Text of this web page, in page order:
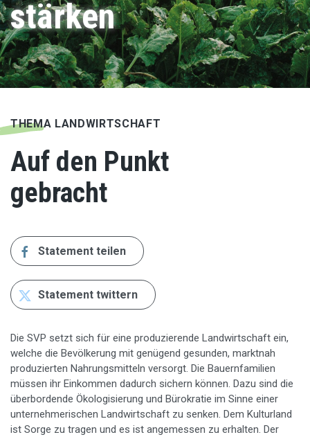
stärken
THEMA LANDWIRT­SCHAFT
Auf den Punkt
gebracht
Statement teilen
Statement twittern
Die SVP setzt sich für eine produzierende Landwirtschaft ein,
welche die Bevölkerung mit genügend gesunden, marktnah
produzierten Nahrungsmitteln versorgt. Die Bauernfamilien
müssen ihr Einkommen dadurch sichern können. Dazu sind die
überbordende Ökologisierung und Bürokratie im Sinne einer
unternehmerischen Landwirtschaft zu senken. Dem Kulturland
ist Sorge zu tragen und es ist angemessen zu erhalten. Der